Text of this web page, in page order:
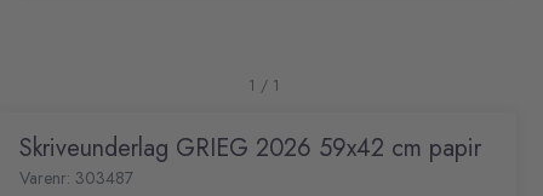
1 / 1
Skriveunderlag GRIEG 2026 59x42 cm papir
Varenr: 303487